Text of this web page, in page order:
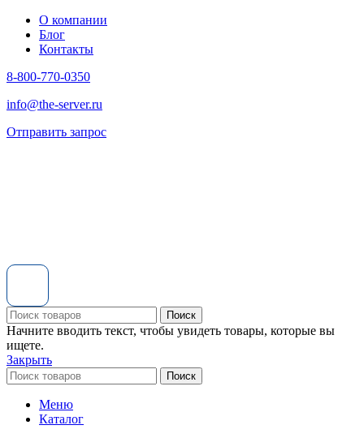
О компании
Блог
Контакты
8-800-770-0350
info@the-server.ru
Отправить запрос
Поиск
Начните вводить текст, чтобы увидеть товары, которые вы
ищете.
Закрыть
Поиск
Меню
Каталог